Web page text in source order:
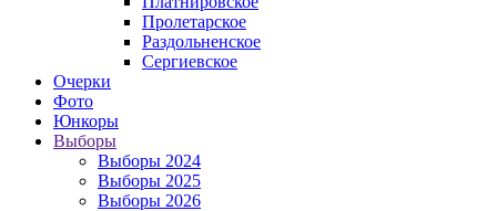
Пролетарское
Раздольненское
Сергиевское
Очерки
Фото
Юнкоры
Выборы
Выборы 2024
Выборы 2025
Выборы 2026